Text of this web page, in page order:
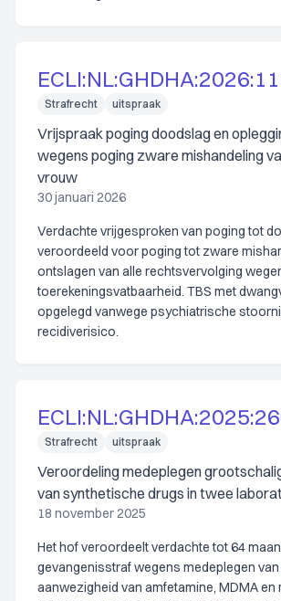
Strafrecht uitspraak
Vrijspraak poging doodslag en
wegens poging zware mishandeling
vrouw
30 januari 2026
Verdachte vrijgesproken van poging tot
veroordeeld voor poging tot zware
ontslagen van alle rechtsvervolging
toerekeningsvatbaarheid. TBS met
opgelegd vanwege psychiatrische
recidiverisico.
Strafrecht uitspraak
Veroordeling medeplegen
van synthetische drugs in twee
18 november 2025
Het hof veroordeelt verdachte tot 64
gevangenisstraf wegens medeplegen
aanwezigheid van amfetamine, MDMA en